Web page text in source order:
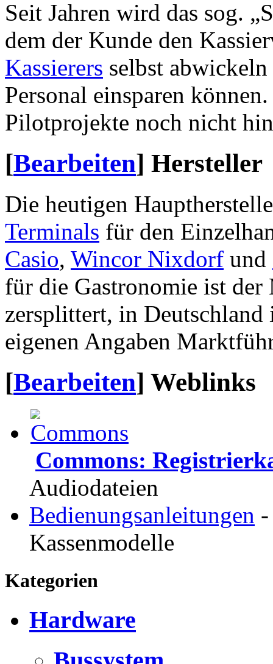
Seit Jahren wird das sog.
dem der Kunde den
Kassierers selbst
Personal einsparen
Pilotprojekte noch nicht
[Bearbeiten] Hersteller
Die heutigen
Terminals für den
Casio, Wincor Nixdorf und
für die Gastronomie ist
zersplittert, in
eigenen Angaben
[Bearbeiten] Weblinks
Commons:
Audiodateien
Bedienungsanleitungen
Kassenmodelle
Kategorien
Hardware